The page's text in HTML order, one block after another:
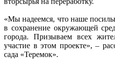
«Мы надеемся, что наше
в сохранение окружающей
города. Призываем всех
участие в этом проекте», –
сада «Теремок».